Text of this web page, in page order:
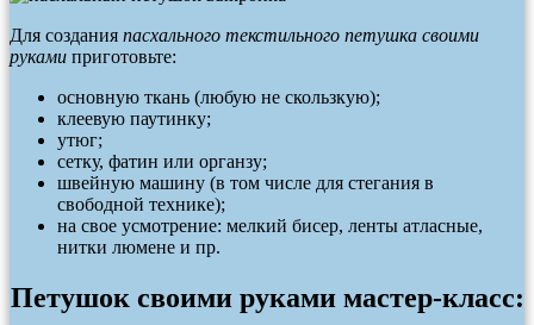
Для создания пасхального текстильного петушка своими
руками приготовьте:
основную ткань (любую не скользкую);
клеевую паутинку;
утюг;
сетку, фатин или органзу;
швейную машину (в том числе для стегания в
свободной технике);
на свое усмотрение: мелкий бисер, ленты атласные,
нитки люмене и пр.
Петушок своими руками мастер-класс: